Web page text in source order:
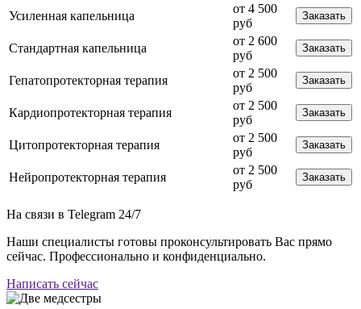
Усиленная капельница
от 4 500
руб
Заказать
Стандартная капельница
от 2 600
руб
Заказать
Гепатопротекторная терапия
от 2 500
руб
Заказать
Кардиопротекторная терапия
от 2 500
руб
Заказать
Цитопротекторная терапия
от 2 500
руб
Заказать
Нейропротекторная терапия
от 2 500
руб
Заказать
На связи в Telegram 24/7
Наши специалисты готовы проконсультировать Вас прямо
сейчас. Профессионально и конфиденциально.
Написать сейчас